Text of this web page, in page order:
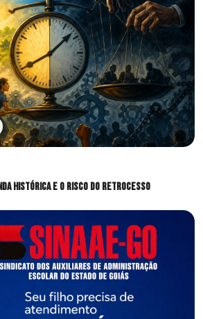
histórica e o risco do retrocesso